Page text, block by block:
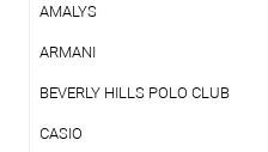
AMALYS
ARMANI
BEVERLY HILLS POLO CLUB
CASIO